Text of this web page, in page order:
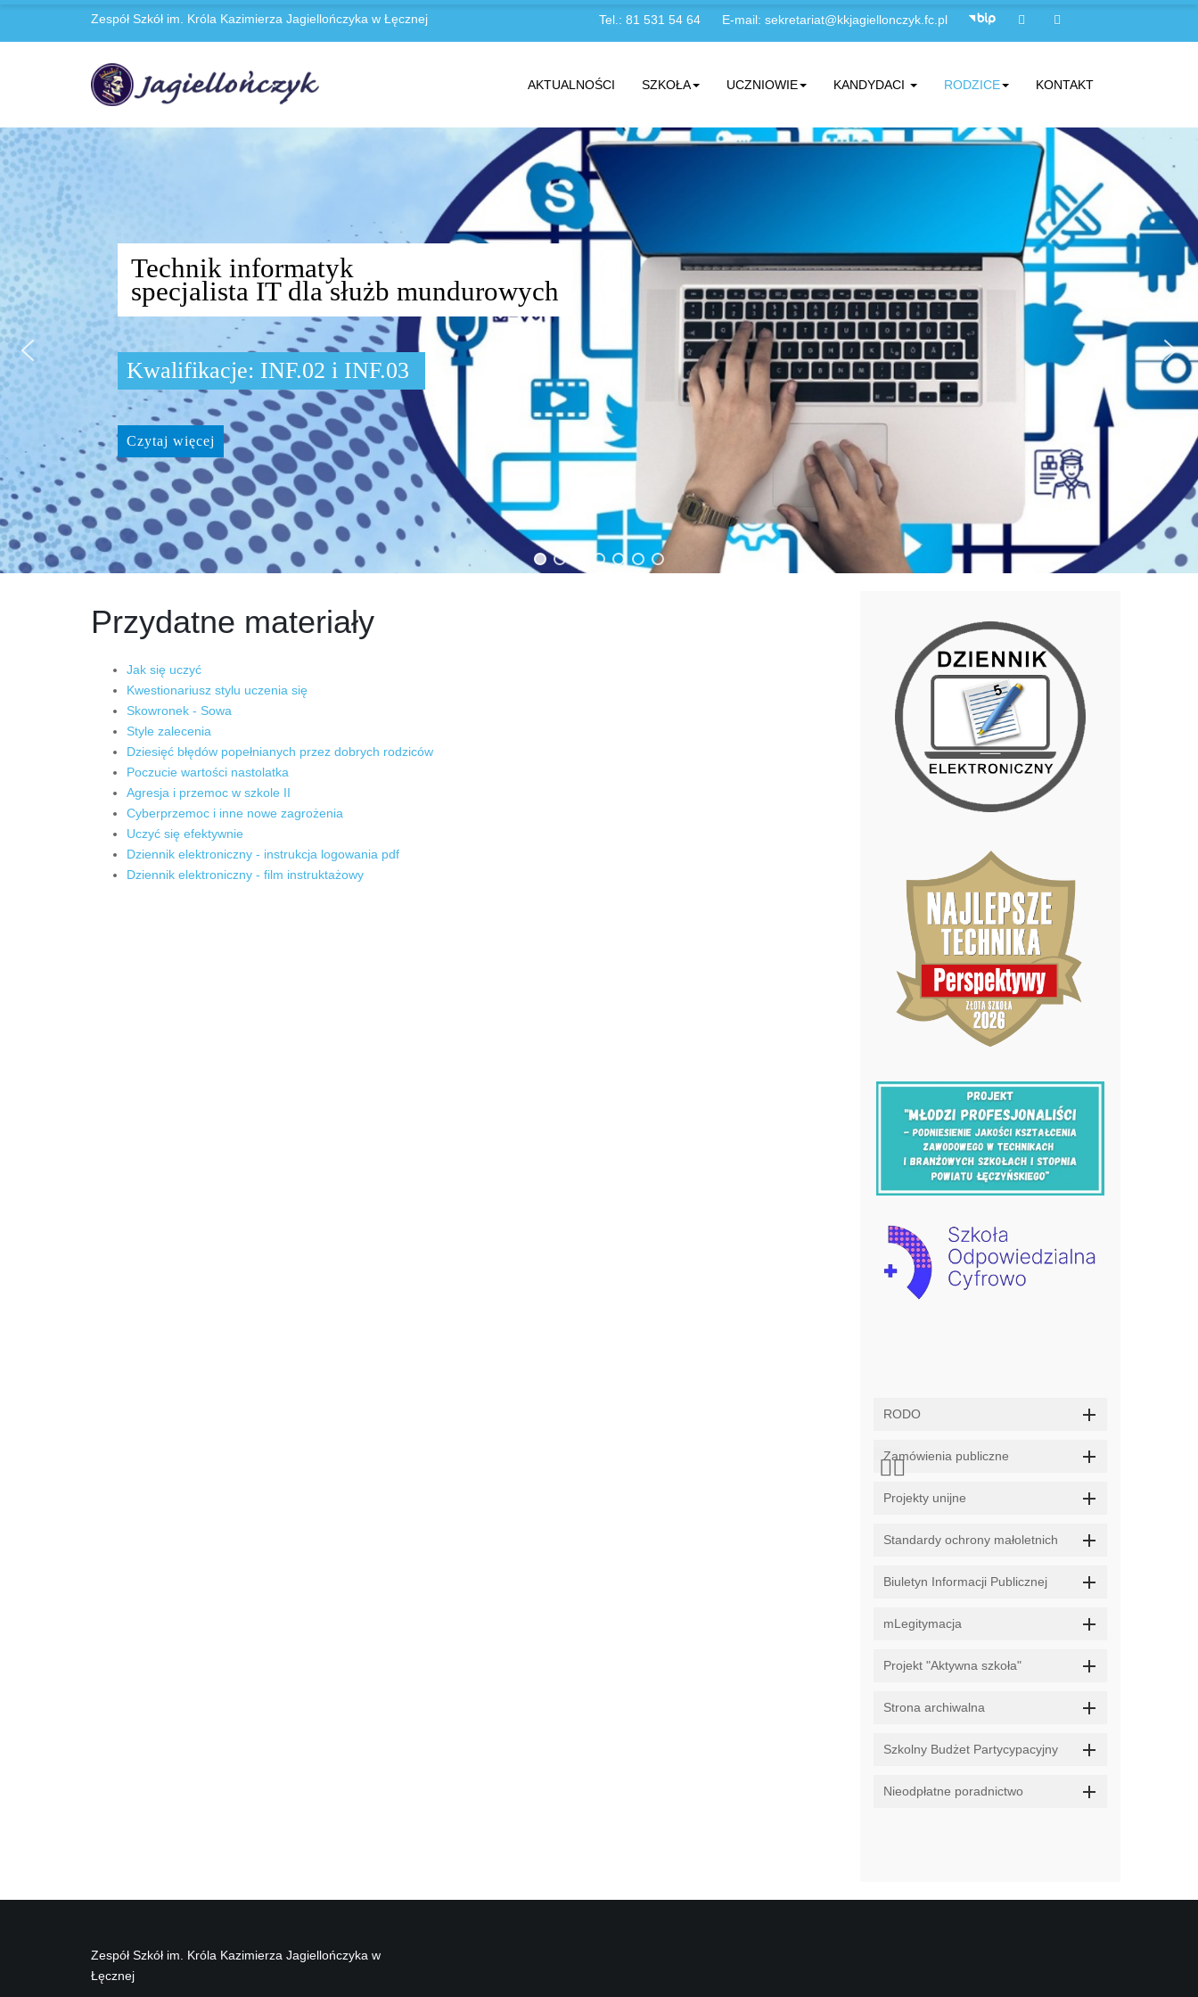
Zespół Szkół im. Króla Kazimierza Jagiellończyka w Łęcznej Tel.: 81 531 54 64 E-mail: sekretariat@kkjagiellonczyk.fc.pl
AKTUALNOŚCI SZKOŁA UCZNIOWIE KANDYDACI RODZICE KONTAKT
Technik informatyk
specjalista IT dla służb mundurowych
Kwalifikacje: INF.02 i INF.03
Czytaj więcej
Przydatne materiały
Jak się uczyć
Kwestionariusz stylu uczenia się
Skowronek - Sowa
Style zalecenia
Dziesięć błędów popełnianych przez dobrych rodziców
Poczucie wartości nastolatka
Agresja i przemoc w szkole II
Cyberprzemoc i inne nowe zagrożenia
Uczyć się efektywnie
Dziennik elektroniczny - instrukcja logowania pdf
Dziennik elektroniczny - film instruktażowy
RODO
Zamówienia publiczne
Projekty unijne
Standardy ochrony małoletnich
Biuletyn Informacji Publicznej
mLegitymacja
Projekt "Aktywna szkoła"
Strona archiwalna
Szkolny Budżet Partycypacyjny
Nieodpłatne poradnictwo
Zespół Szkół im. Króla Kazimierza Jagiellończyka w
Łęcznej